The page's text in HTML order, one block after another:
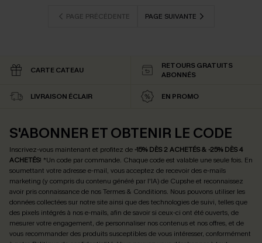
PAGE PRÉCÉDENTE PAGE SUIVANTE
CARTE CATEAU
RETOURS GRATUITS
ABONNÉS
LIVRAISON ÉCLAIR EN PROMO
S'ABONNER ET OBTENIR LE CODE
Inscrivez-vous maintenant et profitez de -15% DÈS 2 ACHETÉS & -25% DÈS 4
ACHETÉS! *Un code par commande. Chaque code est valable une seule fois. En
soumettant votre adresse e-mail, vous acceptez de recevoir des e-mails
marketing (y compris du contenu généré par l'IA) de Cupshe et reconnaissez
avoir pris connaissance de nosTermes & Conditions. Nous pouvons utiliser les
données collectées sur notre site ainsi que des technologies de suivi, telles que
des pixels intégrés à nos e-mails, afin de savoir si ceux-ci ont été ouverts, de
mesurer votre engagement, de personnaliser nos contenus et nos offres, et de
vous recommander des produits susceptibles de vous intéresser, conformément